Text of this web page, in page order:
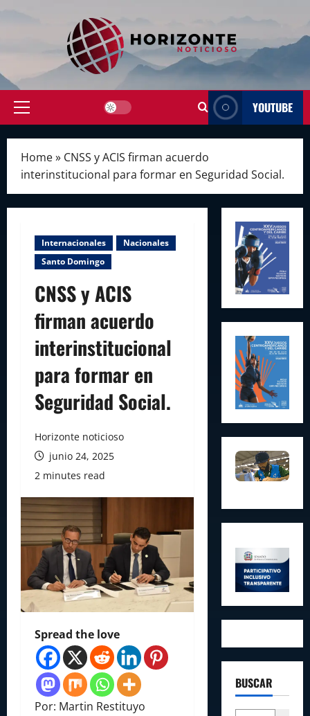
Primary
YOUTUBE
Home» CNSS y ACIS firman acuerdo
interinstitucional para formar en Seguridad Social.
Internacionales
Nacionales
Santo Domingo
CNSS y ACIS
firman acuerdo
interinstitucional
para formar en
Seguridad Social.
Horizonte noticioso
junio 24, 2025
2 minutes read
Spread the love
Por: Martin Restituyo
BUSCAR